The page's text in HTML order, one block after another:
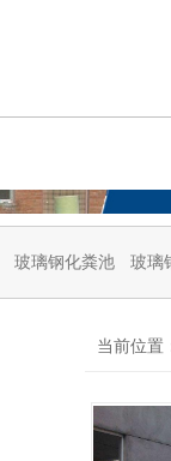
玻璃钢化粪池 玻璃
当前位置